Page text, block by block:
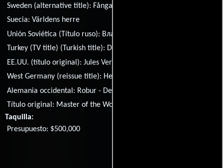
Sweden (alternative title): Fångarna på Albatross
Suecia:Världens herre
Unión Soviética (Título ruso): Властелин мира
Turkey (TV title) (Turkish title): Dünyanin efendisi
EE.UU. (título original):Jules Verne's Master of the World
West Germany (reissue title): Herr der Welt
Alemania occidental: Robur - Der Herr der sieben Kontinente
Título original: Master of the World
Taquilla:
Presupuesto: $500,000